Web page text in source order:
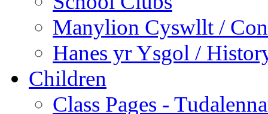
Manylion Cyswllt /
Hanes yr Ysgol /
Children
Class Pages -